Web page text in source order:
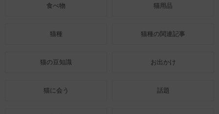
食べ物 猫用品
猫種 猫種の関連記事
猫の豆知識 お出かけ
猫に会う 話題